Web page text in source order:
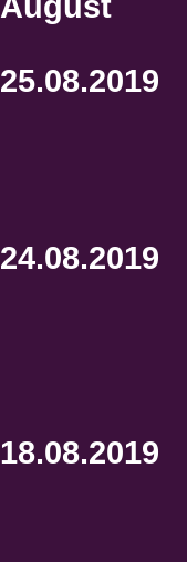
25.08.2019
24.08.2019
18.08.2019